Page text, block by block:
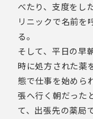
べたり、支度をし
リニックで名前を
る。
そして、平日の早
時に処方された薬
態で仕事を始めら
張へ行く朝だった
て、出張先の薬局